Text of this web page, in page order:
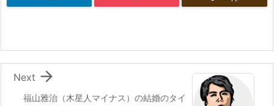
福山雅治（木星人マイナス）の結婚のタイ

Next